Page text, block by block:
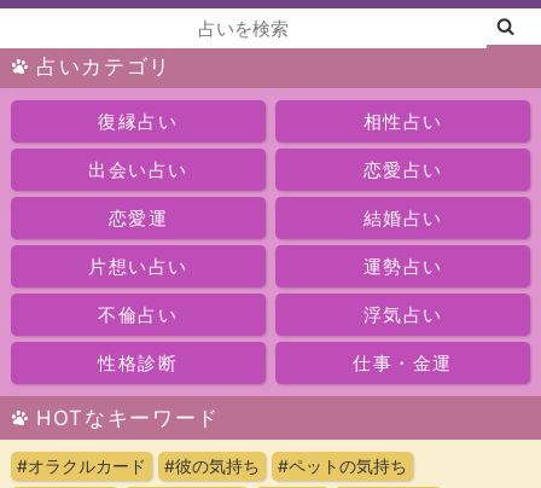
占いカテゴリ
復縁占い 相性占い
出会い占い 恋愛占い
恋愛運 結婚占い
片想い占い 運勢占い
不倫占い 浮気占い
性格診断 仕事・金運
HOTなキーワード
#オラクルカード #彼の気持ち
#ペットの気持ち